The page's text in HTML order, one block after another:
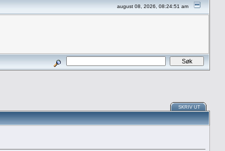
august 08, 2026, 08:24:51 am
SKRIV UT